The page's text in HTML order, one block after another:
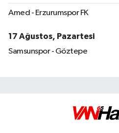
Amed - Erzurumspor FK
17 Ağustos, Pazartesi
Samsunspor - Göztepe